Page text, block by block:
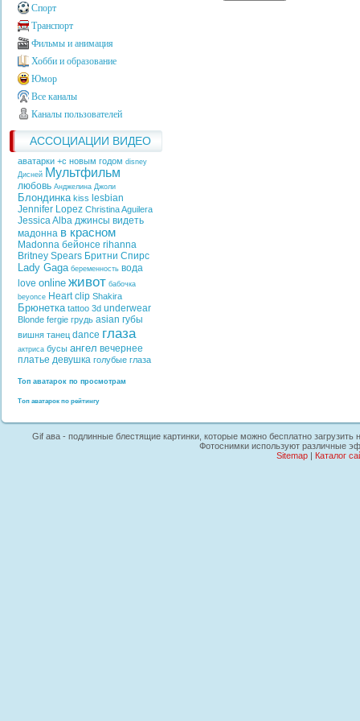
Спорт
Транспорт
Фильмы и анимация
Хобби и образование
Юмор
Все каналы
Каналы пользователей
АССОЦИАЦИИ ВИДЕО
аватарки +с новым годом disney
Дисней Мультфильм
любовь Анджелина Джоли
Блондинка kiss lesbian
Jennifer Lopez Christina Aguilera
Jessica Alba джинсы видеть
мадонна в красном
Madonna бейонсе rihanna
Britney Spears Бритни Спирс
Lady Gaga беременность вода
love online живот бабочка
beyonce Heart clip Shakira
Брюнетка tattoo 3d underwear
Blonde fergie грудь asian губы
вишня танец dance глаза
актриса бусы ангел вечернее
платье девушка голубые глаза
Топ аватарок по просмотрам
Топ аватарок по рейтингу
Gif ава - подлинные блестящие картинки, которые можно бесплатно
Фотоснимки используют различные
Sitemap| Каталог